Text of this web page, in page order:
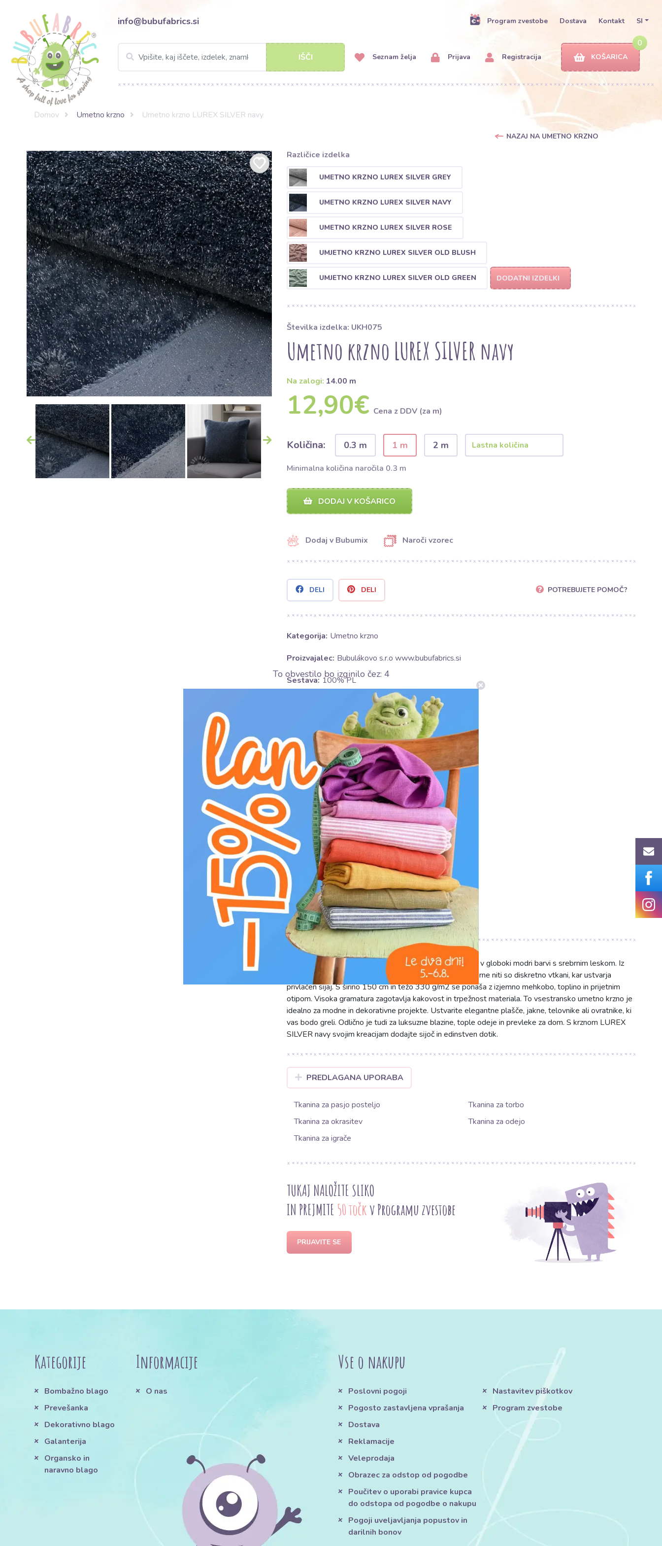
info@bubufabrics.si Program zvestobe Dostava Kontakt SI
IŠČI Seznam želja Prijava Registracija
0
KOŠARICA
Domov Umetno krzno Umetno krzno LUREX SILVER navy
NAZAJ NA UMETNO KRZNO
Različice izdelka
UMETNO KRZNO LUREX SILVER GREY
UMETNO KRZNO LUREX SILVER NAVY
UMETNO KRZNO LUREX SILVER ROSE
UMJETNO KRZNO LUREX SILVER OLD BLUSH
UMJETNO KRZNO LUREX SILVER OLD GREEN DODATNI IZDELKI
Številka izdelka: UKH075
Umetno krzno LUREX SILVER navy
Na zalogi: 14.00 m
12,90€ Cena z DDV (za m)
Količina: 0.3 m 1 m 2 m
Minimalna količina naročila 0.3 m
DODAJ V KOŠARICO
Dodaj v Bubumix Naroči vzorec
DELI DELI POTREBUJETE POMOČ?
Kategorija: Umetno krzno
Proizvajalec: Bubulákovo s.r.o www.bubufabrics.si
Sestava: 100% PL
330 g/m2
Motiv: Enobarvno
Barva: Modra
Nega:
U ne sušite v sušilnem stroju
H ne beliti
K ne kemično čistiti
g prati na 30°C
C ne likati
Umetno krzno LUREX SILVER navy je prefinjen material v globoki modri barvi s srebrnim leskom. Iz
100% poliestra, zagotavlja enostavno vzdrževanje. Srebrne niti so diskretno vtkani, kar ustvarja
privlačen sijaj. S širino 150 cm in težo 330 g/m2 se ponaša z izjemno mehkobo, toplino in prijetnim
otipom. Visoka gramatura zagotavlja kakovost in trpežnost materiala. To vsestransko umetno krzno je
idealno za modne in dekorativne projekte. Ustvarite elegantne plašče, jakne, telovnike ali ovratnike, ki
vas bodo greli. Odlično je tudi za luksuzne blazine, tople odeje in prevleke za dom. S krznom LUREX
SILVER navy svojim kreacijam dodajte sijoč in edinstven dotik.
PREDLAGANA UPORABA
Tkanina za pasjo posteljo
Tkanina za torbo
Tkanina za okrasitev
Tkanina za odejo
Tkanina za igrače
TUKAJ NALOŽITE SLIKO
IN PREJMITE 50 točkv Programu zvestobe
PRIJAVITE SE
Kategorije
Bombažno blago
Prevešanka
Dekorativno blago
Galanterija
Organsko in
naravno blago
Informacije
O nas
Vse o nakupu
Poslovni pogoji
Pogosto zastavljena vprašanja
Dostava
Reklamacije
Veleprodaja
Obrazec za odstop od pogodbe
Poučitev o uporabi pravice kupca
do odstopa od pogodbe o nakupu
Pogoji uveljavljanja popustov in
darilnih bonov
Nastavitev piškotkov
Program zvestobe
To obvestilo bo izginilo čez: 4